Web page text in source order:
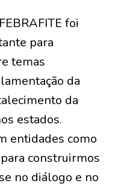
foi
para
temas
da
da
estados.
entidades como
construirmos
no diálogo e no